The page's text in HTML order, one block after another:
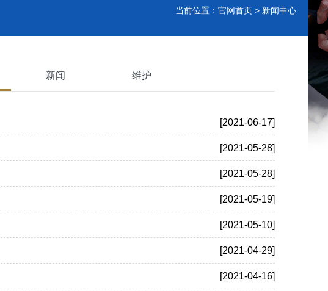
当前位置： 官网首页 > 新闻中心
新闻 维护
[2021-06-17]
[2021-05-28]
[2021-05-28]
[2021-05-19]
[2021-05-10]
[2021-04-29]
[2021-04-16]